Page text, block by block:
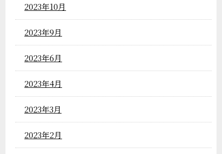
2023年10月
2023年9月
2023年6月
2023年4月
2023年3月
2023年2月